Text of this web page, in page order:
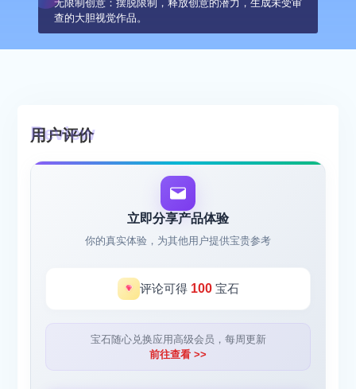
无限制创意：摆脱限制，释放创意的潜力，生成未受审
查的大胆视觉作品。
用户评价
立即分享产品体验
你的真实体验，为其他用户提供宝贵参考
评论可得 100宝石
宝石随心兑换应用高级会员，每周更新
前往查看 >>